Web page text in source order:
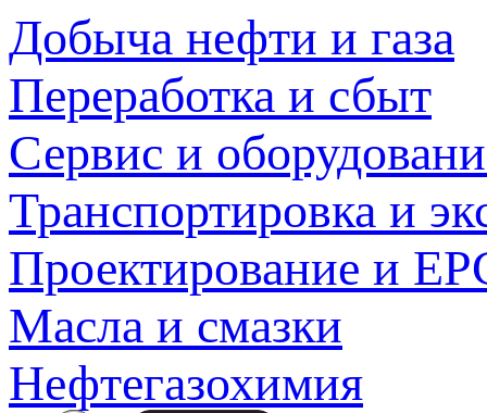
Добыча нефти и газа
Переработка и сбыт
Сервис и
Транспортировка и
Проектирование и
Масла и смазки
Нефтегазохимия